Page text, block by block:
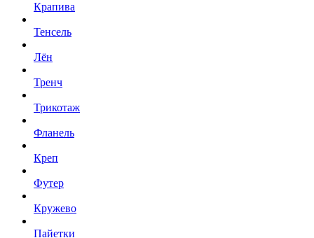
Крапива
Тенсель
Лён
Тренч
Трикотаж
Фланель
Креп
Футер
Кружево
Пайетки